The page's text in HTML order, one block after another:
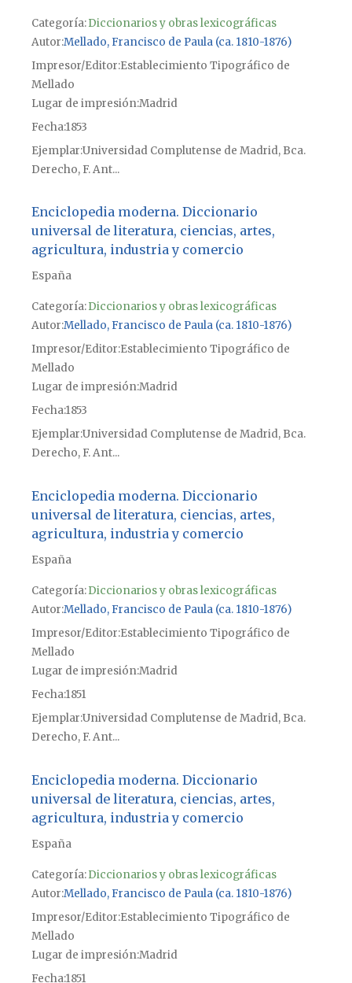
Categoría:Diccionarios y obras lexicográficas
Autor Mellado, Francisco de Paula (ca. 1810-1876)
Impresor/Editor Establecimiento Tipográfico de
Mellado
Lugar de impresiónMadrid
Fecha1853
Ejemplar Universidad Complutense de Madrid, Bca.
Derecho, F. Ant...
Enciclopedia moderna. Diccionario
universal de literatura, ciencias, artes,
agricultura, industria y comercio
España
Categoría:Diccionarios y obras lexicográficas
Autor Mellado, Francisco de Paula (ca. 1810-1876)
Impresor/Editor Establecimiento Tipográfico de
Mellado
Lugar de impresiónMadrid
Fecha1853
Ejemplar Universidad Complutense de Madrid, Bca.
Derecho, F. Ant...
Enciclopedia moderna. Diccionario
universal de literatura, ciencias, artes,
agricultura, industria y comercio
España
Categoría:Diccionarios y obras lexicográficas
Autor Mellado, Francisco de Paula (ca. 1810-1876)
Impresor/Editor Establecimiento Tipográfico de
Mellado
Lugar de impresiónMadrid
Fecha1851
Ejemplar Universidad Complutense de Madrid, Bca.
Derecho, F. Ant...
Enciclopedia moderna. Diccionario
universal de literatura, ciencias, artes,
agricultura, industria y comercio
España
Categoría:Diccionarios y obras lexicográficas
Autor Mellado, Francisco de Paula (ca. 1810-1876)
Impresor/Editor Establecimiento Tipográfico de
Mellado
Lugar de impresiónMadrid
Fecha1851